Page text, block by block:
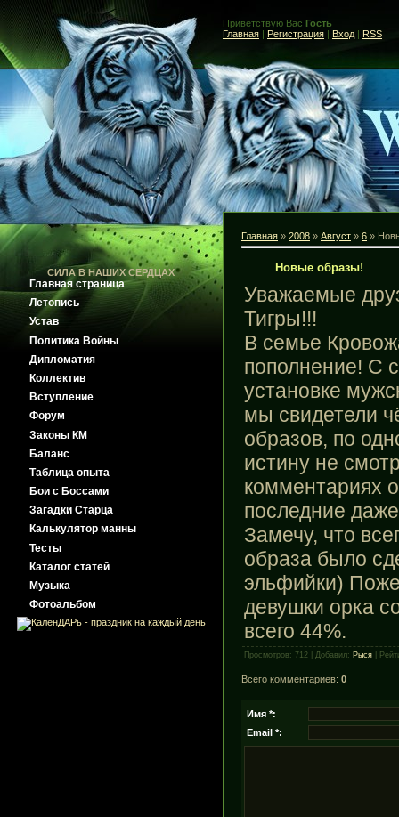
СИЛА В НАШИХ СЕРДЦАХ
Главная страница
Летопись
Устав
Политика Войны
Дипломатия
Коллектив
Вступление
Форум
Законы КМ
Баланс
Таблица опыта
Бои с Боссами
Загадки Старца
Калькулятор манны
Тесты
Каталог статей
Музыка
Фотоальбом
Приветствую Вас Гость
Главная | Регистрация | Вход | RSS
Главная » 2008 » Август » 6 »
Новые образы!
Уважаемые
Тигры!!!
В семье
пополнение! С
установке
мы свидетели
образов, по
истину не
комментариях
последние
Замечу, что
образа было
эльфийки)
девушки орка
всего 44%.
Просмотров: 712 | Добавил: Рыся |
Всего комментариев: 0
Имя *:
Email *: